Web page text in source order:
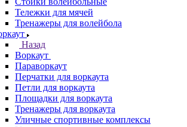
Тележки для мячей
Тренажеры для волейбола
Назад
Воркаут
Параворкаут
Перчатки для воркаута
Петли для воркаута
Площадки для воркаута
Тренажеры для воркаута
Уличные спортивные комплексы